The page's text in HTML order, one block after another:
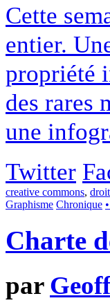
Cette
entier.
propriété
des rares
une
Twitter
creative commons,
Graphisme Chronique
Charte
par